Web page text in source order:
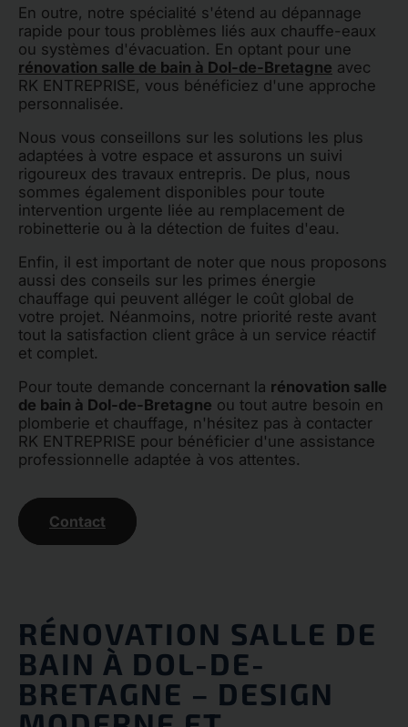
En outre, notre spécialité s'étend au dépannage
rapide pour tous problèmes liés aux chauffe-eaux
ou systèmes d'évacuation. En optant pour une
rénovation salle de bain à Dol-de-Bretagne avec
RK ENTREPRISE, vous bénéficiez d'une approche
personnalisée.
Nous vous conseillons sur les solutions les plus
adaptées à votre espace et assurons un suivi
rigoureux des travaux entrepris. De plus, nous
sommes également disponibles pour toute
intervention urgente liée au remplacement de
robinetterie ou à la détection de fuites d'eau.
Enfin, il est important de noter que nous proposons
aussi des conseils sur les primes énergie
chauffage qui peuvent alléger le coût global de
votre projet. Néanmoins, notre priorité reste avant
tout la satisfaction client grâce à un service réactif
et complet.
Pour toute demande concernant la rénovation salle
de bain à Dol-de-Bretagne ou tout autre besoin en
plomberie et chauffage, n'hésitez pas à contacter
RK ENTREPRISE pour bénéficier d'une assistance
professionnelle adaptée à vos attentes.
Contact
RÉNOVATION SALLE DE
BAIN À DOL-DE-
BRETAGNE – DESIGN